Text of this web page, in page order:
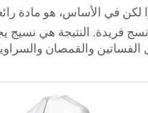
في الأساس، هو مادة
فريدة. النتيجة هي
الفساتين والقمصان